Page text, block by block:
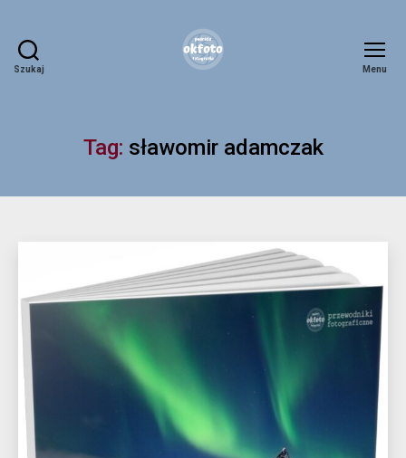
Szukaj Menu
Tag: sławomir adamczak